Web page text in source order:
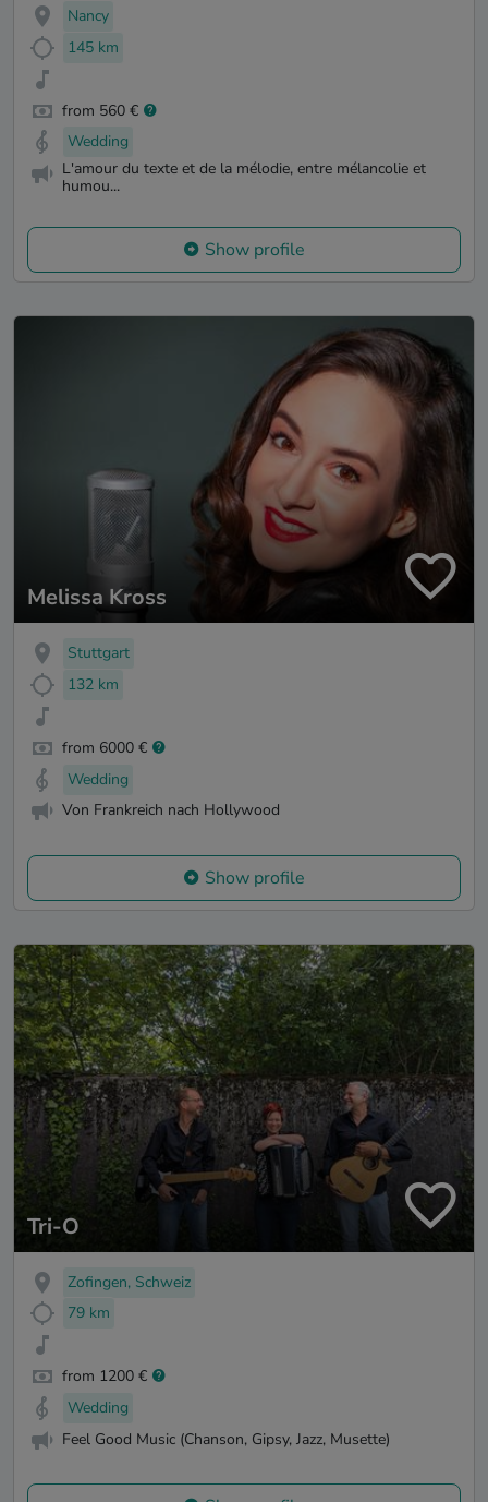
Nancy
145 km
from 560 €
Wedding
L'amour du texte et de la mélodie, entre mélancolie et
humou...
Show profile
Melissa Kross
Stuttgart
132 km
from 6000 €
Wedding
Von Frankreich nach Hollywood
Show profile
Tri-O
Zofingen, Schweiz
79 km
from 1200 €
Wedding
Feel Good Music (Chanson, Gipsy, Jazz, Musette)